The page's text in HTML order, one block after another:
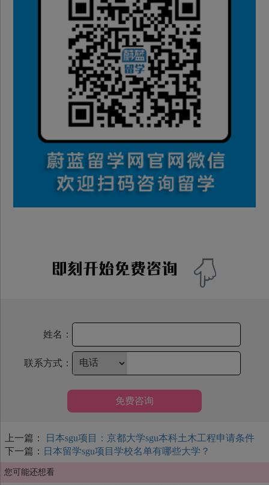
姓名：
联系方式：
免费咨询
上一篇：
日本sgu项目：京都大学sgu本科土木工程申请条件
下一篇： 日本留学sgu项目学校名单有哪些大学？
您可能还想看